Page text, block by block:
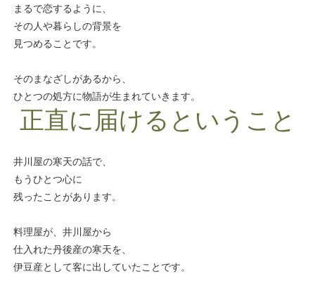
まるで恋するように、
その人や暮らしの背景を
見つめることです。
そのまなざしがあるから、
ひとつの処方に物語が生まれていきます。
正直に届けるということ
井川屋の寒天の話で、
もうひとつ心に
残ったことがあります。
料理屋が、井川屋から
仕入れた丹後産の寒天を、
伊豆産として客に出していたことです。